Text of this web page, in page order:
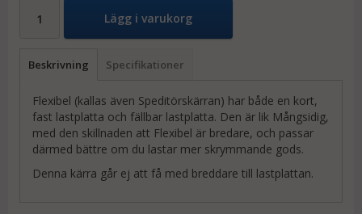
Lägg i varukorg
Beskrivning Specifikationer
Flexibel (kallas även Speditörskärran) har både en kort,
fast lastplatta och fällbar lastplatta. Den är lik Mångsidig,
med den skillnaden att Flexibel är bredare, och passar
därmed bättre om du lastar mer skrymmande gods.
Denna kärra går ej att få med breddare till lastplattan.